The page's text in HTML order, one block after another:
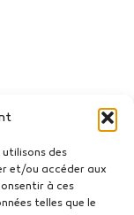
utilisons des
et/ou accéder aux
à ces
telles que le